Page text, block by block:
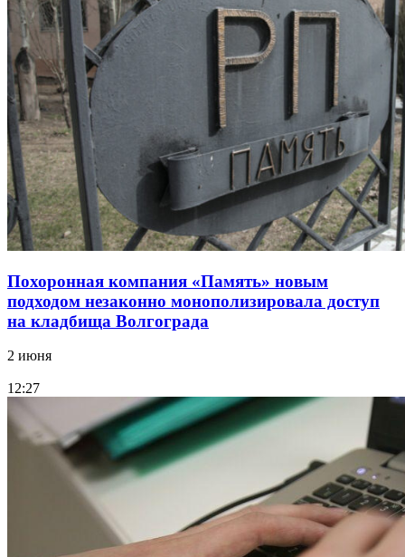
Похоронная компания «Память» новым
подходом незаконно монополизировала доступ
на кладбища Волгограда
2 июня
12:27